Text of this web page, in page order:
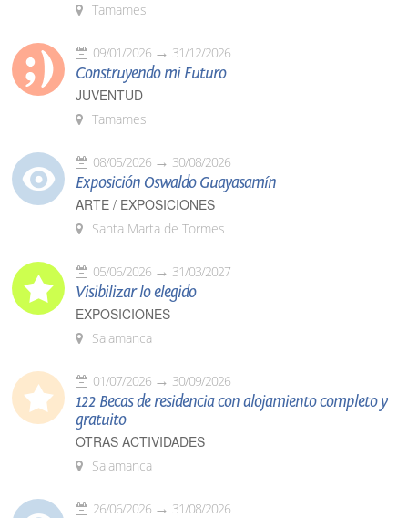
Tamames
09/01/2026 31/12/2026
Construyendo mi Futuro
JUVENTUD
Tamames
08/05/2026 30/08/2026
Exposición Oswaldo Guayasamín
ARTE / EXPOSICIONES
Santa Marta de Tormes
05/06/2026 31/03/2027
Visibilizar lo elegido
EXPOSICIONES
Salamanca
01/07/2026 30/09/2026
122 Becas de residencia con alojamiento completo y
gratuito
OTRAS ACTIVIDADES
Salamanca
26/06/2026 31/08/2026